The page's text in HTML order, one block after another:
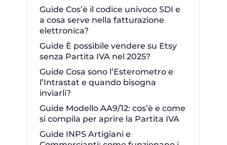
Guide Cos’è il codice univoco SDI e
a cosa serve nella fatturazione
elettronica?
Guide È possibile vendere su Etsy
senza Partita IVA nel 2025?
Guide Cosa sono l’Esterometro e
l’Intrastat e quando bisogna
inviarli?
Guide Modello AA9/12: cos’è e come
si compila per aprire la Partita IVA
Guide INPS Artigiani e